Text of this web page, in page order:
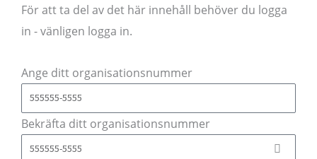
För att ta del av det här innehåll behöver du logga
in - vänligen logga in.
Ange ditt organisationsnummer
Bekräfta ditt organisationsnummer